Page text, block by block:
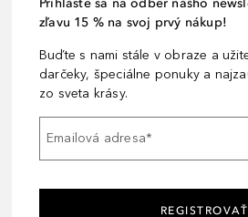
Prihláste sa na odber nášho
zľavu 15 % na svoj prvý nákup!
Buďte s nami stále v obraze a
darčeky, špeciálne ponuky a
zo sveta krásy.
Emailová adresa*
REGISTROVAŤ